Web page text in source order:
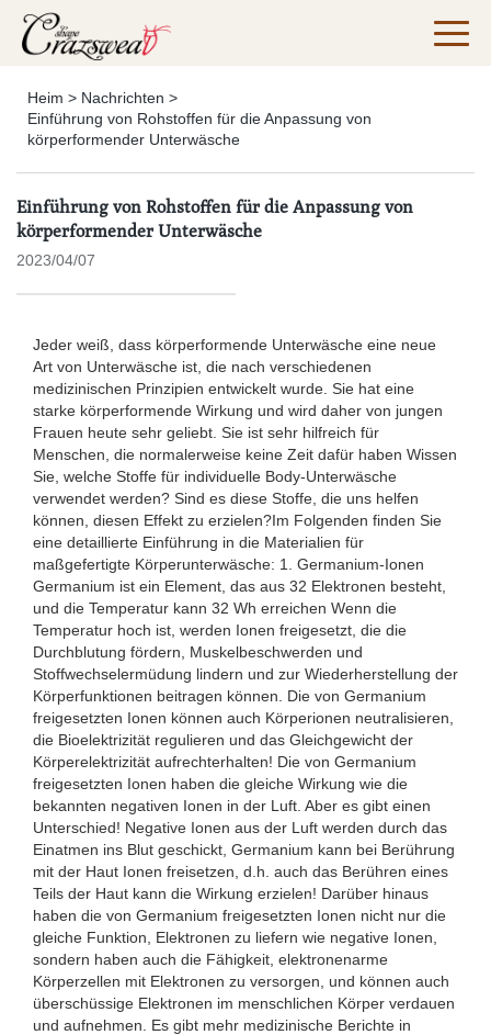
Heim > Nachrichten >
Einführung von Rohstoffen für die Anpassung von
körperformender Unterwäsche
Einführung von Rohstoffen für die Anpassung von
körperformender Unterwäsche
2023/04/07
Jeder weiß, dass körperformende Unterwäsche eine neue
Art von Unterwäsche ist, die nach verschiedenen
medizinischen Prinzipien entwickelt wurde. Sie hat eine
starke körperformende Wirkung und wird daher von jungen
Frauen heute sehr geliebt. Sie ist sehr hilfreich für
Menschen, die normalerweise keine Zeit dafür haben Wissen
Sie, welche Stoffe für individuelle Body-Unterwäsche
verwendet werden? Sind es diese Stoffe, die uns helfen
können, diesen Effekt zu erzielen?Im Folgenden finden Sie
eine detaillierte Einführung in die Materialien für
maßgefertigte Körperunterwäsche: 1. Germanium-Ionen
Germanium ist ein Element, das aus 32 Elektronen besteht,
und die Temperatur kann 32 Wh erreichen Wenn die
Temperatur hoch ist, werden Ionen freigesetzt, die die
Durchblutung fördern, Muskelbeschwerden und
Stoffwechselermüdung lindern und zur Wiederherstellung der
Körperfunktionen beitragen können. Die von Germanium
freigesetzten Ionen können auch Körperionen neutralisieren,
die Bioelektrizität regulieren und das Gleichgewicht der
Körperelektrizität aufrechterhalten! Die von Germanium
freigesetzten Ionen haben die gleiche Wirkung wie die
bekannten negativen Ionen in der Luft. Aber es gibt einen
Unterschied! Negative Ionen aus der Luft werden durch das
Einatmen ins Blut geschickt, Germanium kann bei Berührung
mit der Haut Ionen freisetzen, d.h. auch das Berühren eines
Teils der Haut kann die Wirkung erzielen! Darüber hinaus
haben die von Germanium freigesetzten Ionen nicht nur die
gleiche Funktion, Elektronen zu liefern wie negative Ionen,
sondern haben auch die Fähigkeit, elektronenarme
Körperzellen mit Elektronen zu versorgen, und können auch
überschüssige Elektronen im menschlichen Körper verdauen
und aufnehmen. Es gibt mehr medizinische Berichte in